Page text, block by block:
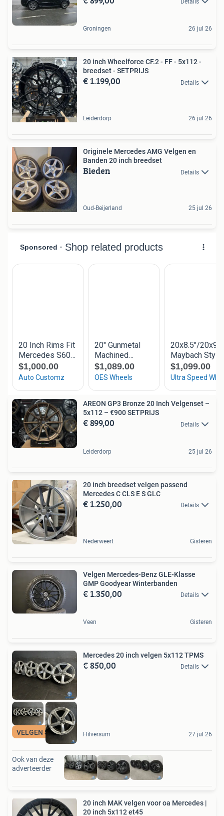
Details
Groningen 26 jul 26
20 inch Wheelforce CF.2 - FF - 5x112 -
breedset - SETPRIJS
€ 1.199,00 Details
Leiderdorp 26 jul 26
Originele Mercedes AMG Velgen en
Banden 20 inch breedset
Bieden Details
Oud-Beijerland 25 jul 26
AREON GP3 Bronze 20 Inch Velgenset –
5x112 – €900 SETPRIJS
€ 899,00 Details
Leiderdorp 25 jul 26
20 inch breedset velgen passend
Mercedes C CLS E S GLC
€ 1.250,00 Details
Nederweert Gisteren
Velgen Mercedes-Benz GLE-Klasse
GMP Goodyear Winterbanden
€ 1.350,00 Details
Veen Gisteren
VELGEN SPECIALIST
Mercedes 20 inch velgen 5x112 TPMS
€ 850,00 Details
Hilversum 27 jul 26
Ook van deze
adverteerder
20 inch MAK velgen voor oa Mercedes |
20 inch 5x112 et45